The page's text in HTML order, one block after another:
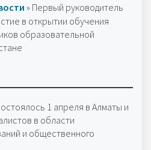
» Первый руководитель
в открытии обучения
образовательной
1 апреля в Алматы и
в области
и общественного